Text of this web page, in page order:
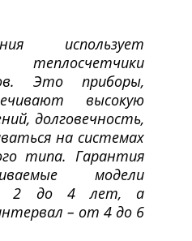
использует
Это приборы,
высокую
долговечность,
на системах
типа. Гарантия
модели
2 до 4 лет, а
– от 4 до 6